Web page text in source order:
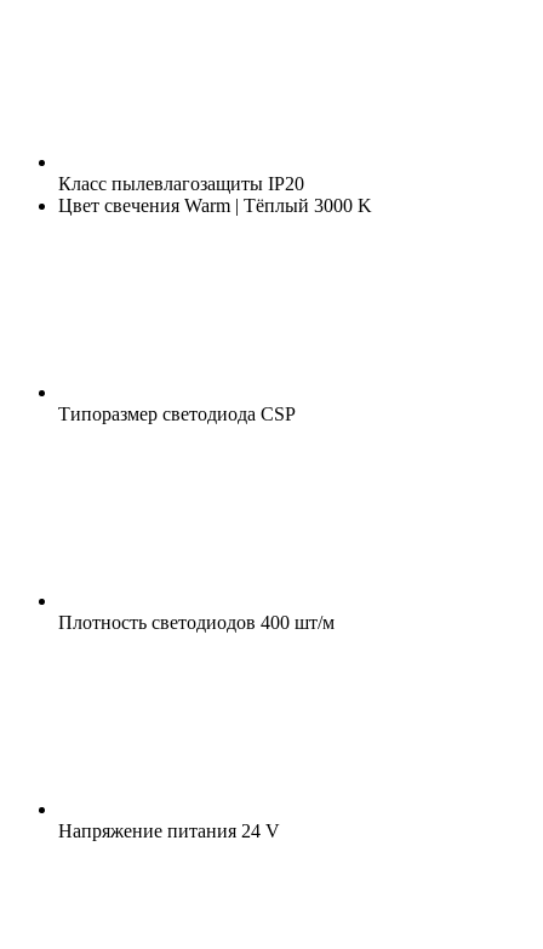
Класс пылевлагозащиты IP20
Цвет свечения Warm | Тёплый 3000 K
Типоразмер светодиода CSP
Плотность светодиодов 400 шт/м
Напряжение питания 24 V